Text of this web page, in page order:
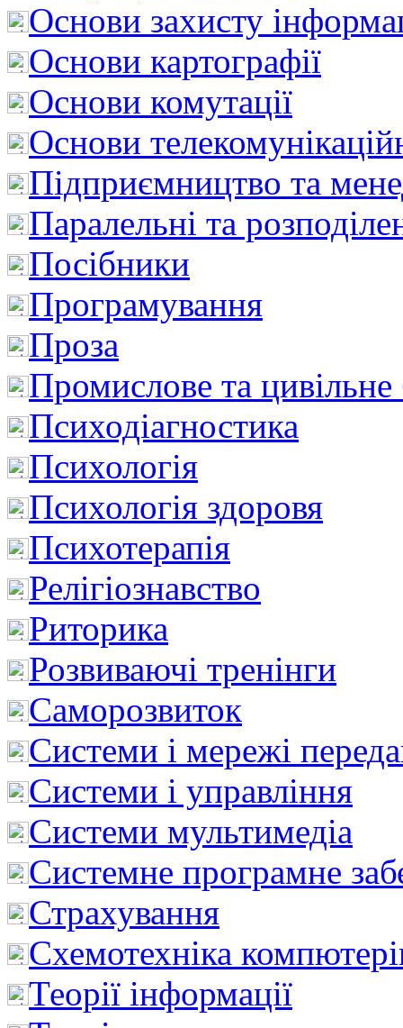
Основи захисту
Основи картографії
Основи комутації
Основи
Підприємництво та
Паралельні та
Посібники
Програмування
Проза
Промислове та цивільне
Психодіагностика
Психологія
Психологія здоровя
Психотерапія
Релігіознавство
Риторика
Розвиваючі тренінги
Саморозвиток
Системи і мережі
Системи і управління
Системи мультимедіа
Системне програмне
Страхування
Схемотехніка
Теорії інформації